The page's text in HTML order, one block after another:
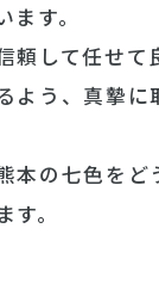
す。
頼して任せて
よう、真摯に
本の七色をど
。